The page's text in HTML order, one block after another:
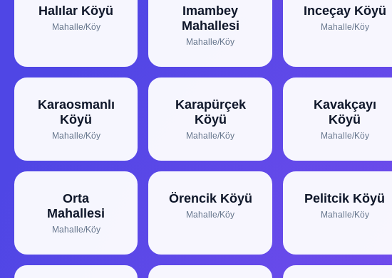
Halılar Köyü
Mahalle/Köy
Imambey
Mahallesi
Mahalle/Köy
Inceçay Köyü
Mahalle/Köy
Karaosmanlı
Köyü
Mahalle/Köy
Karapürçek
Köyü
Mahalle/Köy
Kavakçayı
Köyü
Mahalle/Köy
Orta
Mahallesi
Mahalle/Köy
Örencik Köyü
Mahalle/Köy
Pelitcik Köyü
Mahalle/Köy